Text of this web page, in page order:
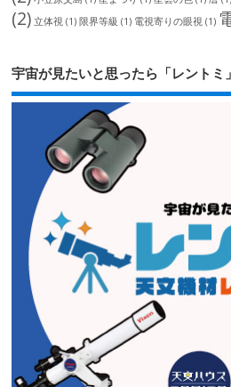
(2) 立体視 (1) 限界等級 (1) 電視寄りの眼視 (1)
宇宙が見たいと思ったら「レント